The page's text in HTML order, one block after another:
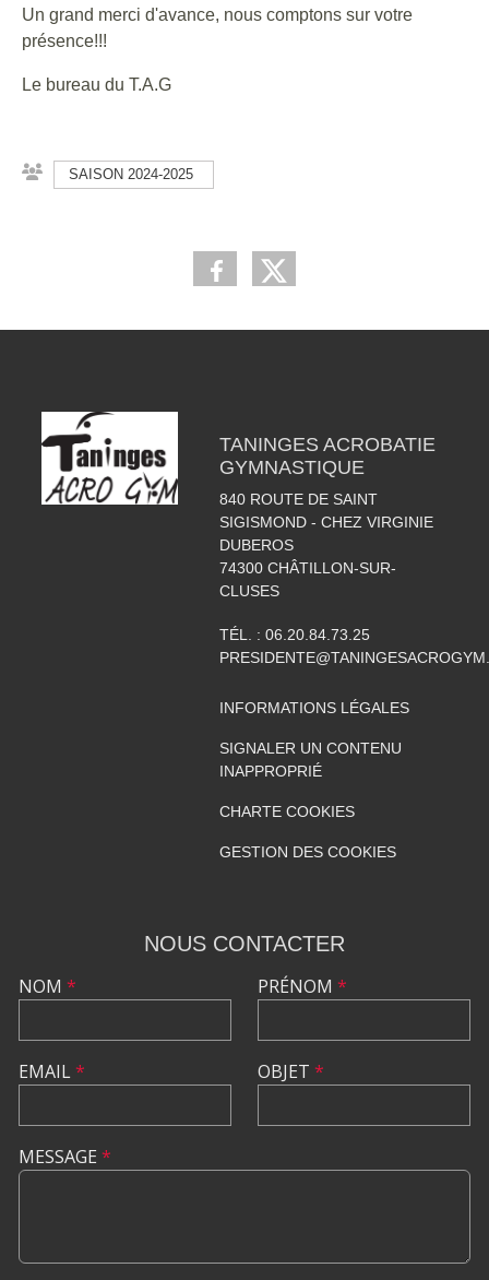
Un grand merci d'avance, nous comptons sur votre
présence!!!
Le bureau du T.A.G
SAISON 2024-2025
TANINGES ACROBATIE
GYMNASTIQUE
840 ROUTE DE SAINT
SIGISMOND - CHEZ VIRGINIE
DUBEROS
74300 CHÂTILLON-SUR-
CLUSES
TÉL. : 06.20.84.73.25
INFORMATIONS LÉGALES
SIGNALER UN CONTENU
INAPPROPRIÉ
CHARTE COOKIES
GESTION DES COOKIES
NOUS CONTACTER
NOM *
EMAIL*
PRÉNOM *
OBJET *
MESSAGE *